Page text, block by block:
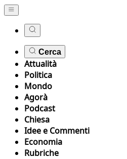
Cerca
Attualità
Politica
Mondo
Agorà
Podcast
Chiesa
Idee e Commenti
Economia
Rubriche